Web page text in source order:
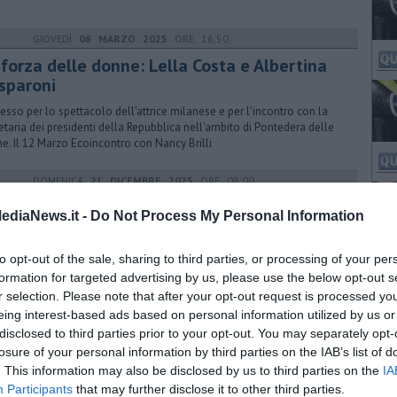
- Do Not Process My Personal Information
opt-out of the sale, sharing to third parties, or processing of your
for targeted advertising by us, please use the below opt-out
selection. Please note that after your opt-out request is processed
interest-based ads based on personal information utilized by us
to third parties prior to your opt-out. You may separately
of your personal information by third parties on the IAB’s list of
This information may also be disclosed by us to third parties on the
Participants that may further disclose it to other third parties.
GIOVEDÌ 06 MARZO 2025 ORE 16:50
delle donne: Lella Costa e Albertina
per lo spettacolo dell'attrice milanese e per l'incontro con la
dei presidenti della Repubblica nell'ambito di Pontedera delle
Il 12 Marzo Ecoincontro con Nancy Brilli
DOMENICA21 DICEMBRE 2025ORE 08:00
tasche, un po’ come me
LUNEDÌ30 MARZO 2015ORE 18:01
al Macrolotto, operai salvi per